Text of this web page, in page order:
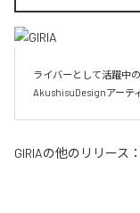
ライバーとして活躍中の
AkushisuDesignアーテ
GIRIAの他のリリース：